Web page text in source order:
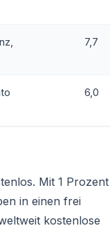
7,7
6,0
Mit 1 Prozent
in einen frei
kostenlose